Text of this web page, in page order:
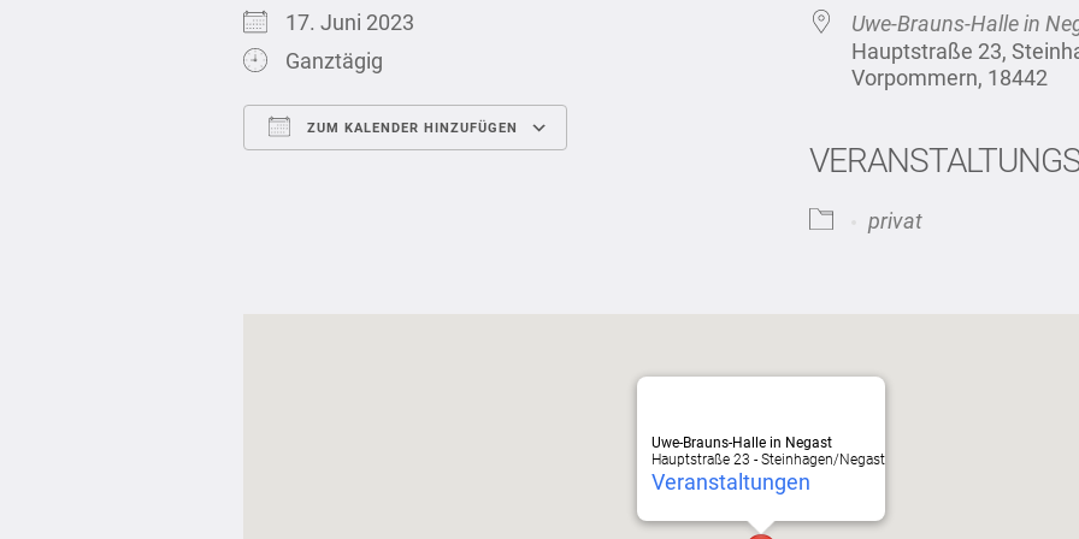
17. Juni 2023
Ganztägig
ZUM KALENDER HINZUFÜGEN
iCalendar
Uwe-Brauns-Halle in
Hauptstraße 23,
Vorpommern, 18442
privat
Uwe-Brauns-Halle in Negast
Hauptstraße 23 - Steinhagen/Negast
Veranstaltungen